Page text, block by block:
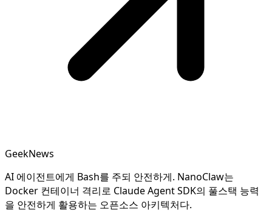
GeekNews
AI 에이전트에게 Bash를 주되 안전하게. NanoClaw는
Docker 컨테이너 격리로 Claude Agent SDK의 풀스택 능력
을 안전하게 활용하는 오픈소스 아키텍처다.